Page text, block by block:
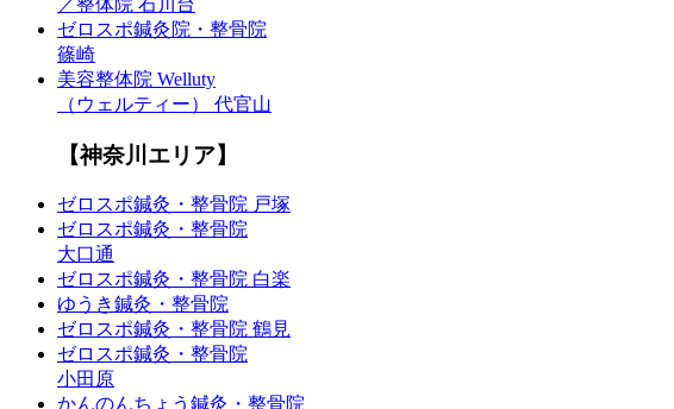
／整体院 石川台
ゼロスポ鍼灸院・整骨院
篠崎
美容整体院 Welluty
（ウェルティー） 代官山
【神奈川エリア】
ゼロスポ鍼灸・整骨院 戸塚
ゼロスポ鍼灸・整骨院
大口通
ゼロスポ鍼灸・整骨院 白楽
ゆうき鍼灸・整骨院
ゼロスポ鍼灸・整骨院 鶴見
ゼロスポ鍼灸・整骨院
小田原
かんのんちょう鍼灸・整骨院